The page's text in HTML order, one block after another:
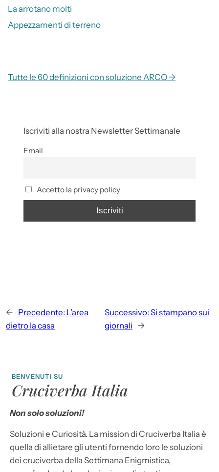
La arrotano molti
Appezzamenti di terreno
Tutte le 60 definizioni con soluzione ARCO →
Iscriviti alla nostra Newsletter Settimanale
Email
Accetto la privacy policy
← Precedente: L’area
dietro la casa
Successivo: Si stampano sui
giornali
→
BENVENUTI SU
Cruciverba Italia
Non solo soluzioni!
Soluzioni e Curiosità. La mission di Cruciverba Italia è
quella di allietare gli utenti fornendo loro le soluzioni
dei cruciverba della Settimana Enigmistica,